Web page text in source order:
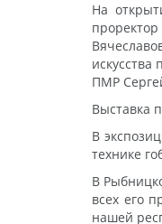
На
ПМР
Выставка
В
технике
В
всех его
нашей